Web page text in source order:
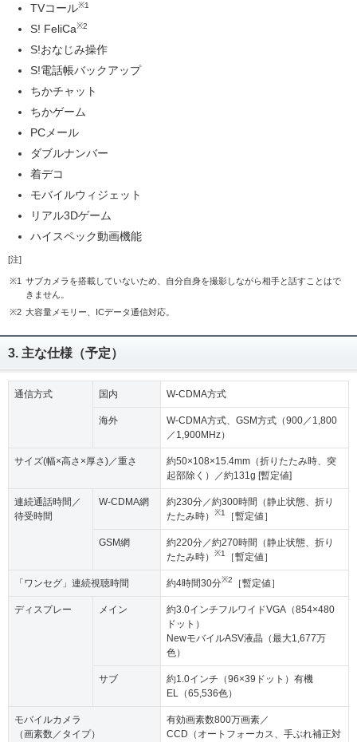
TVコール※1
S! FeliCa※2
S!おなじみ操作
S!電話帳バックアップ
ちかチャット
ちかゲーム
PCメール
ダブルナンバー
着デコ
モバイルウィジェット
リアル3Dゲーム
ハイスペック動画機能
[注]
※1 サブカメラを搭載していないため、自分自身を撮影しながら相手と話すことはで
きません。
※2 大容量メモリー、ICデータ通信対応。
3. 主な仕様（予定）
通信方式 国内 W-CDMA方式
海外
W-CDMA方式、GSM方式（900／1,800
／1,900MHz）
サイズ(幅×高さ×厚さ)／重さ
約50×108×15.4mm（折りたたみ時、突
起部除く）／約131g [暫定値]
連続通話時間／
待受時間
W-CDMA網
約230分／約300時間（静止状態、折り
たたみ時）
※1 ［暫定値］
GSM網
約220分／約270時間（静止状態、折り
たたみ時）
※1 ［暫定値］
「ワンセグ」連続視聴時間 約4時間30分※2 ［暫定値］
ディスプレー メイン
約3.0インチフルワイドVGA（854×480
ドット）
NewモバイルASV液晶（最大1,677万
色）
サブ
約1.0インチ（96×39ドット）有機
EL（65,536色）
モバイルカメラ
（画素数／タイプ）
有効画素数800万画素／
CCD（オートフォーカス、手ぶれ補正対